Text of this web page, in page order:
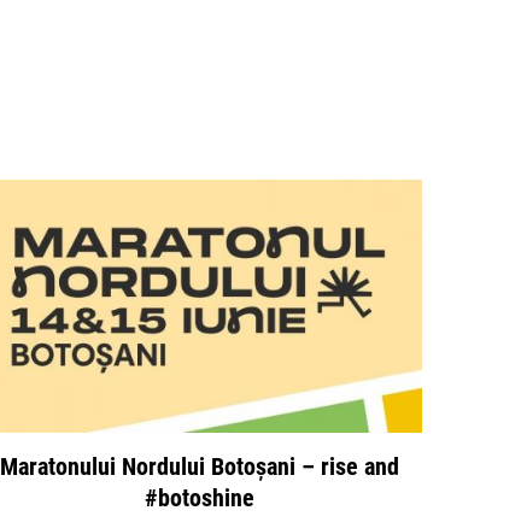
Maratonului Nordului Botoșani – rise and
#botoshine